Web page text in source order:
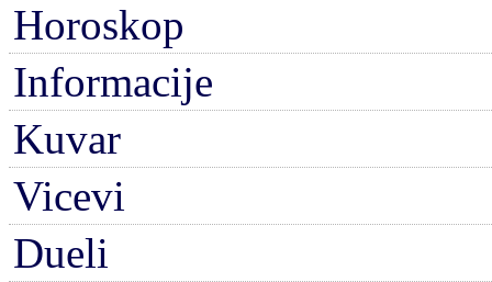
Horoskop
Informacije
Kuvar
Vicevi
Dueli